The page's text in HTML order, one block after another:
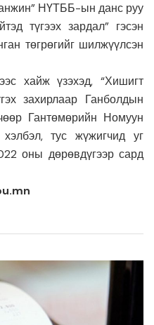
НҮТББ-ын данс руу
түгээх зардал” гэсэн
төгрөгийг шилжүүлсэн
хайж үзэхэд, “Хишигт
захирлаар Ганболдын
Гантөмөрийн Номуун
тус жүжигчид уг
оны дөрөвдүгээр сард